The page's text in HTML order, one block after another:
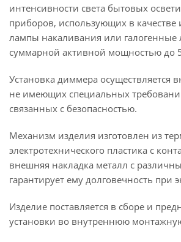
интенсивности света бытовых
приборов, использующих в качестве
лампы накаливания или
суммарной активной мощностью до
Установка диммера осуществляется
не имеющих специальных
связанных с безопасностью.
Механизм изделия изготовлен из
электротехнического пластика с
внешняя накладка металл с
гарантирует ему долговечность при
Изделие поставляется в сборе и
установки во внутреннюю